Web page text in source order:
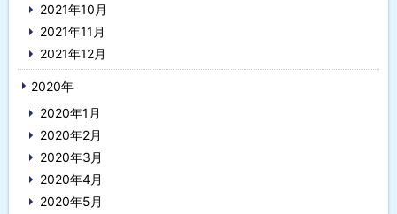
2021年10月
2021年11月
2021年12月
2020年
2020年1月
2020年2月
2020年3月
2020年4月
2020年5月